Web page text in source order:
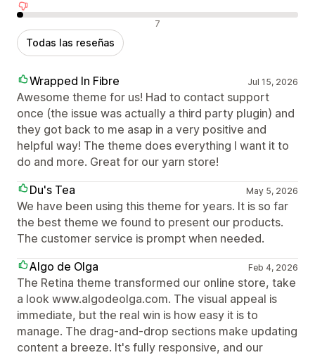
Reseñas negativas 7
Todas las reseñas
Wrapped In Fibre Jul 15, 2026
Awesome theme for us! Had to contact support
once (the issue was actually a third party plugin) and
they got back to me asap in a very positive and
helpful way! The theme does everything I want it to
do and more. Great for our yarn store!
Du's Tea
May 5, 2026
We have been using this theme for years. It is so far
the best theme we found to present our products.
The customer service is prompt when needed.
Algo de Olga
Feb 4, 2026
The Retina theme transformed our online store, take
a look www.algodeolga.com. The visual appeal is
immediate, but the real win is how easy it is to
manage. The drag-and-drop sections make updating
content a breeze. It's fully responsive, and our